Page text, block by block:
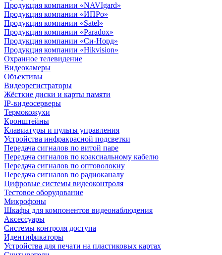
Продукция компании «NAVIgard»
Продукция компании «ИПРо»
Продукция компании «Satel»
Продукция компании «Paradox»
Продукция компании «Си-Норд»
Продукция компании «Hikvision»
Охранное телевидение
Видеокамеры
Объективы
Видеорегистраторы
Жёсткие диски и карты памяти
IP-видеосерверы
Термокожухи
Кронштейны
Клавиатуры и пульты управления
Устройства инфракрасной подсветки
Передача сигналов по витой паре
Передача сигналов по коаксиальному кабелю
Передача сигналов по оптоволокну
Передача сигналов по радиоканалу
Цифровые системы видеоконтроля
Тестовое оборудование
Микрофоны
Шкафы для компонентов видеонаблюдения
Аксессуары
Системы контроля доступа
Идентификаторы
Устройства для печати на пластиковых картах